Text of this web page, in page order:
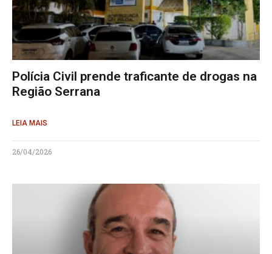
Polícia Civil prende traficante de drogas na
Região Serrana
LEIA MAIS
26/04/2026